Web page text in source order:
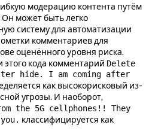
модерацию контента путём
может быть легко
систему для автоматизации
комментариев для
оценённого уровня риска.
кода комментарий Delete
hide. I am coming after
как высокорисковый из-
угрозы. И наоборот,
the 5G cellphones!! They
классифицируется как